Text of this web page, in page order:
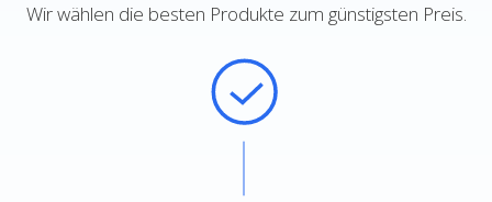
Wir wählen die besten Produkte zum günstigsten Preis.